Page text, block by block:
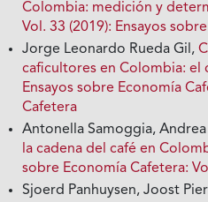
Colombia: medición y
Vol. 33 (2019): Ensayos
Jorge Leonardo Rueda Gil,
caficultores en Colombia: el
Ensayos sobre Economía
Cafetera
Antonella Samoggia,
la cadena del café en
sobre Economía Cafetera:
Sjoerd Panhuysen, Joost